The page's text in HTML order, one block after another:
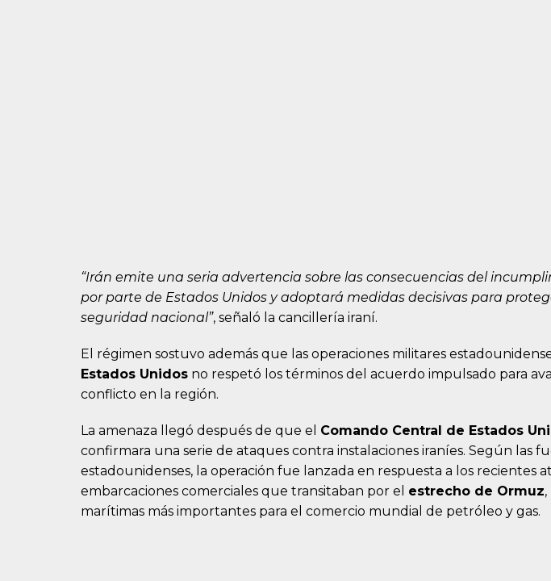
“Irán emite una seria advertencia sobre las consecuencias del
por parte de Estados Unidos y adoptará medidas decisivas para
seguridad nacional”, señaló la cancillería iraní.
El régimen sostuvo además que las operaciones militares
Estados Unidos no respetó los términos del acuerdo impulsado para
conflicto en la región.
La amenaza llegó después de que el Comando Central de Estados
confirmara una serie de ataques contra instalaciones iraníes. Según las
estadounidenses, la operación fue lanzada en respuesta a los recientes
embarcaciones comerciales que transitaban por el estrecho de Ormuz
marítimas más importantes para el comercio mundial de petróleo y gas.